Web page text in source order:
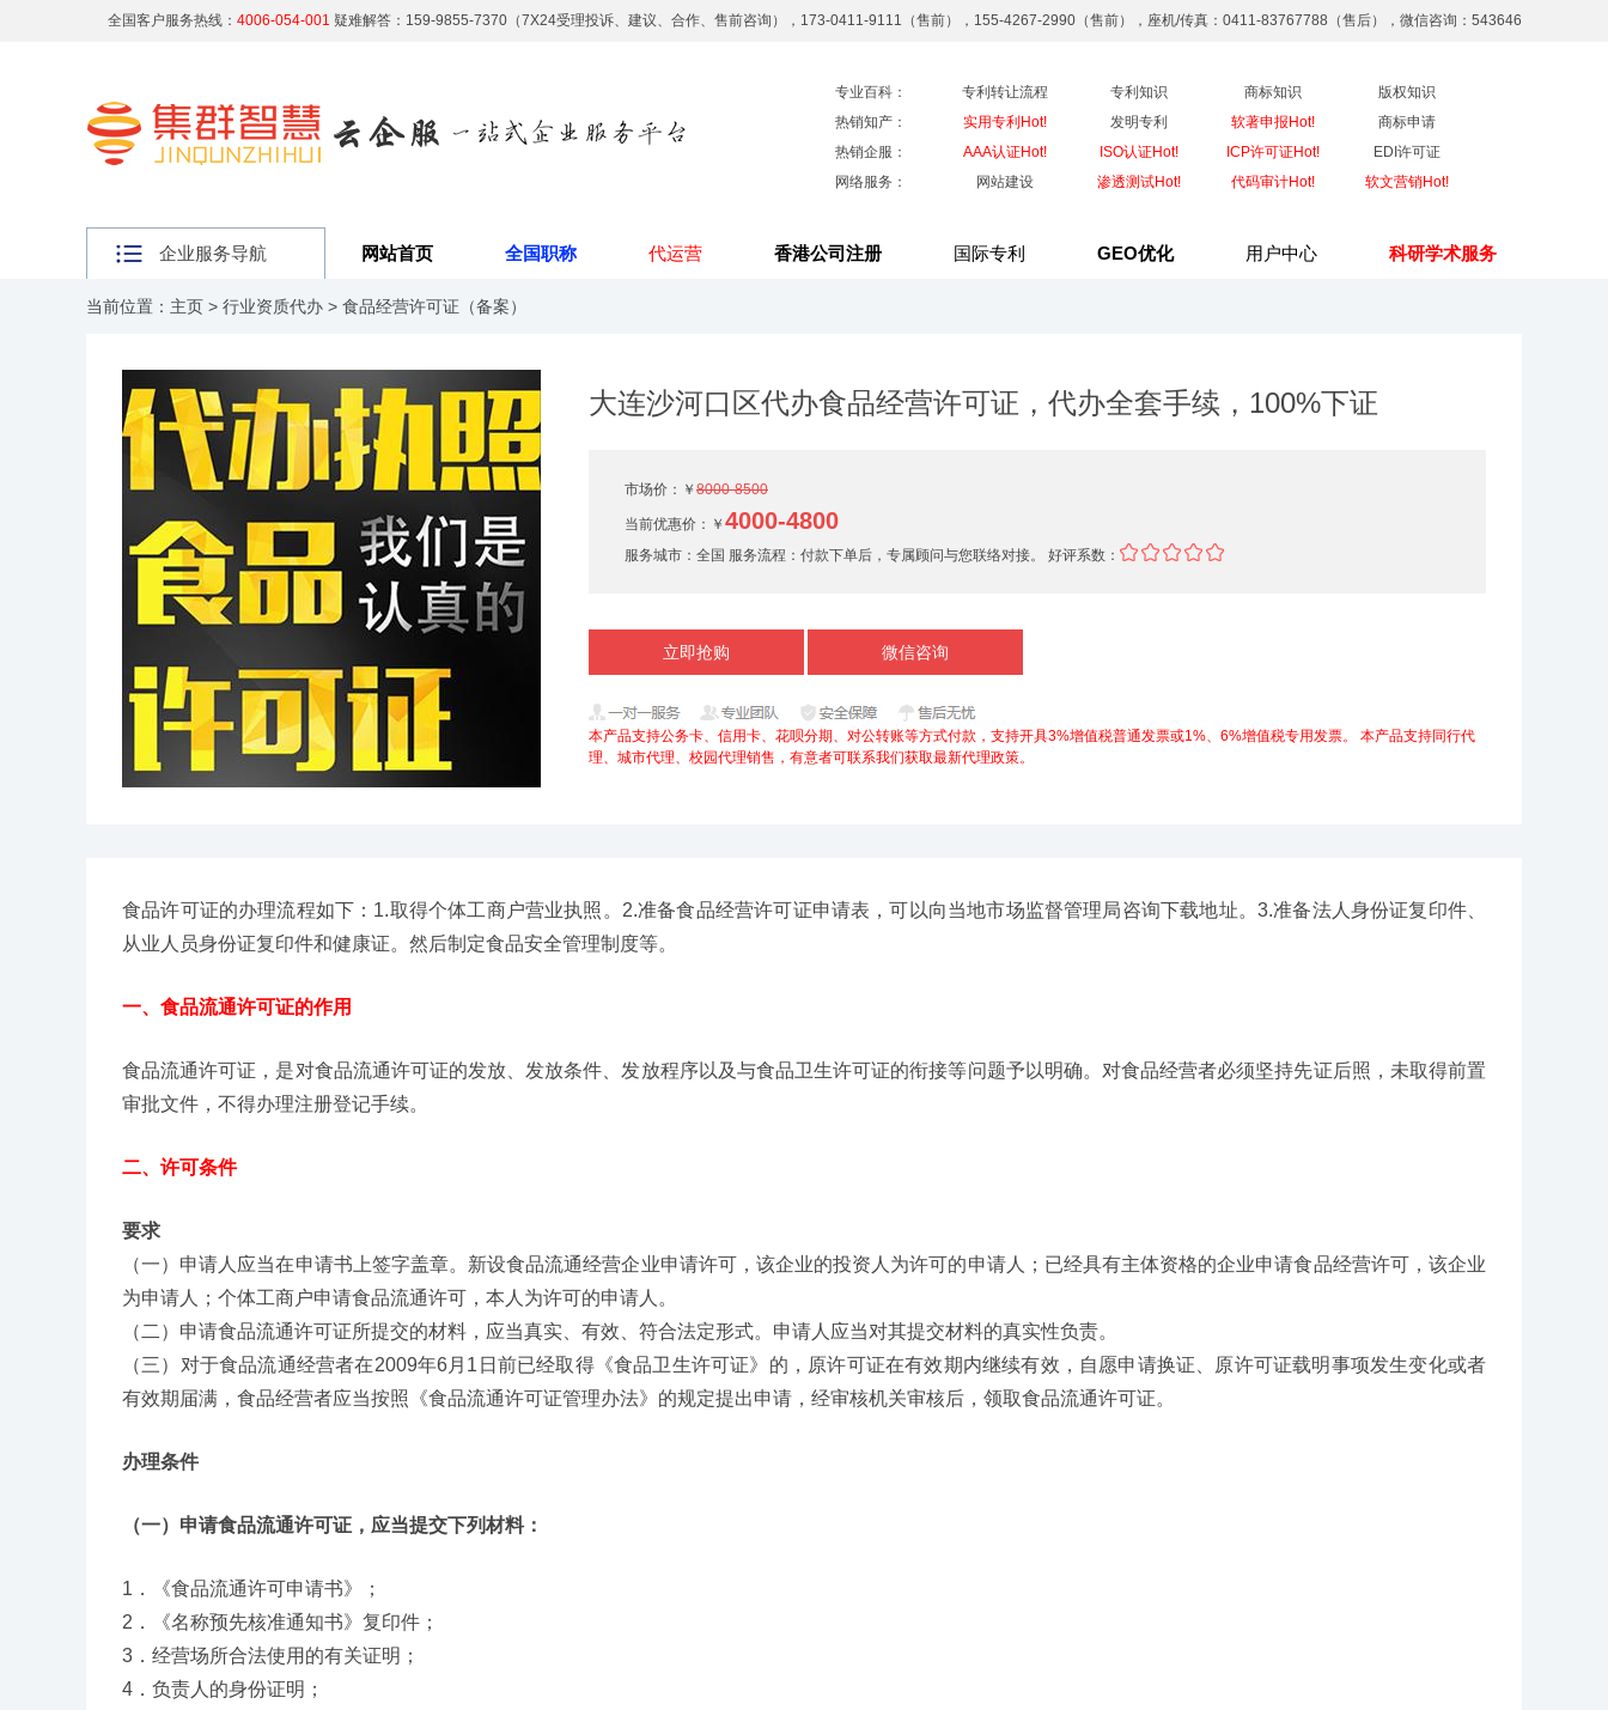
全国客户服务热线： 4006-054-001 疑难解答：159-9855-7370（7X24受理投诉、建议、合作、售前咨询），173-0411-9111（售前），155-4267-2990（售前），座机/传真：0411-83767788（售后），微信咨询：543646
专业百科： 专利转让流程 专利知识 商标知识
版权知识
热销知产：
实用专利Hot! 发明专利 软著申报Hot!
商标申请
热销企服：
AAA认证Hot! ISO认证Hot! ICP许可证Hot!
EDI许可证
网络服务：
网站建设 渗透测试Hot! 代码审计Hot! 软文营销Hot!
企业服务导航 网站首页 全国职称 代运营 香港公司注册 国际专利 GEO优化 用户中心 科研学术服务
当前位置： 主页 > 行业资质代办 > 食品经营许可证（备案）
大连沙河口区代办食品经营许可证，代办全套手续，100%下证
市场价：￥ 8000-8500
当前优惠价： ￥ 4000-4800
服务城市： 全国 服务流程： 付款下单后，专属顾问与您联络对接。 好评系数：
立即抢购 微信咨询
本产品支持公务卡、信用卡、花呗分期、对公转账等方式付款，支持开具3%增值税普通发票或1%、6%增值税专用发票。
本产品支持同行代
理、城市代理、校园代理销售，有意者可联系我们获取最新代理政策。
食品许可证的办理流程如下：1.取得个体工商户营业执照。2.准备食品经营许可证申请表，可以向当地市场监督管理局咨询下载地址。3.准备法人身份证复印件、
从业人员身份证复印件和健康证。然后制定食品安全管理制度等。
一、食品流通许可证的作用
食品流通许可证，是对食品流通许可证的发放、发放条件、发放程序以及与食品卫生许可证的衔接等问题予以明确。对食品经营者必须坚持先证后照，未取得前置
审批文件，不得办理注册登记手续。
二、许可条件
要求
（一）申请人应当在申请书上签字盖章。新设食品流通经营企业申请许可，该企业的投资人为许可的申请人；已经具有主体资格的企业申请食品经营许可，该企业
为申请人；个体工商户申请食品流通许可，本人为许可的申请人。
（二）申请食品流通许可证所提交的材料，应当真实、有效、符合法定形式。申请人应当对其提交材料的真实性负责。
（三）对于食品流通经营者在2009年6月1日前已经取得《食品卫生许可证》的，原许可证在有效期内继续有效，自愿申请换证、原许可证载明事项发生变化或者
有效期届满，食品经营者应当按照《食品流通许可证管理办法》的规定提出申请，经审核机关审核后，领取食品流通许可证。
办理条件
（一）申请食品流通许可证，应当提交下列材料：
1．《食品流通许可申请书》；
2．《名称预先核准通知书》复印件；
3．经营场所合法使用的有关证明；
4．负责人的身份证明；